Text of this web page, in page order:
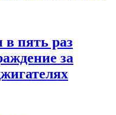
в пять раз
за